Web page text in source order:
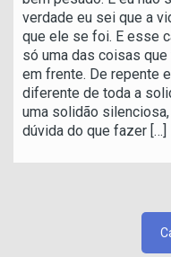
verdade eu sei que a
que ele se foi. E esse
só uma das coisas
em frente. De repente
diferente de toda a
uma solidão
dúvida do que fazer […]